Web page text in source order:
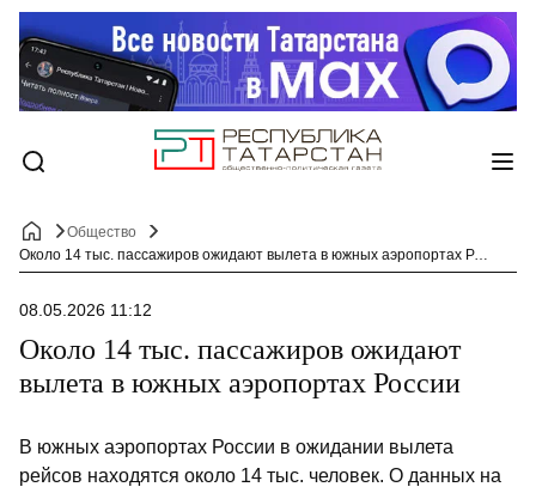
Общество
Около 14 тыс. пассажиров ожидают вылета в южных аэропортах России
08.05.2026 11:12
Около 14 тыс. пассажиров ожидают
вылета в южных аэропортах России
В южных аэропортах России в ожидании вылета
рейсов находятся около 14 тыс. человек. О данных на